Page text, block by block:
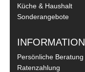
Küche & Haushalt
Sonderangebote
INFORMATION
Persönliche Beratung
Ratenzahlung